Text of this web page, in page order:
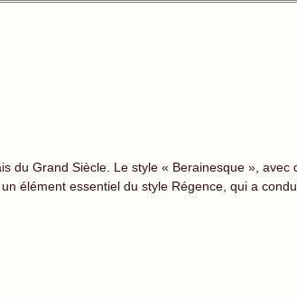
du Grand Siècle. Le style « Berainesque », avec
élément essentiel du style Régence, qui a